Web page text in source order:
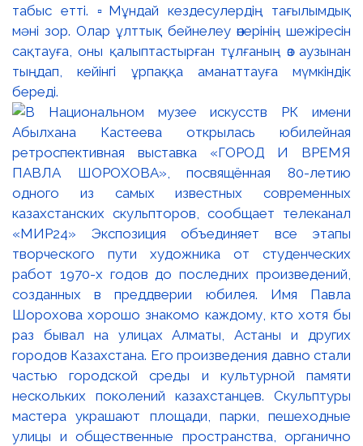
табыс етті. ▫️Мұндай кездесулердің тағылымдық
мәні зор. Олар ұлттық бейнелеу өнерінің шежіресін
сақтауға, оны қалыптастырған тұлғаның өз аузынан
тыңдап, кейінгі ұрпаққа аманаттауға мүмкіндік
береді.